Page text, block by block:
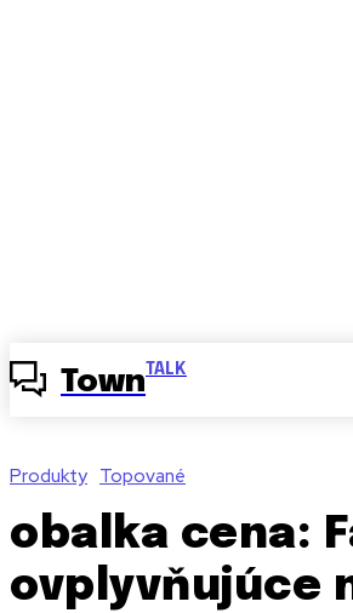
Town TALK
Produkty Topované
obalka cena:
ovplyvňujúce